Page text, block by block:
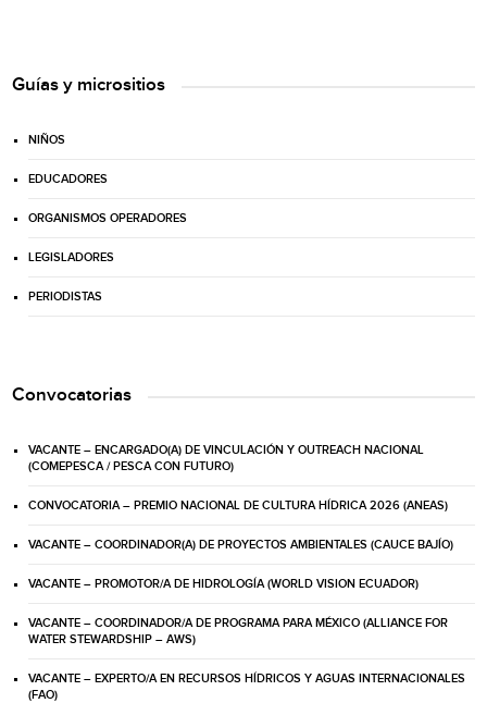
Guías y micrositios
NIÑOS
EDUCADORES
ORGANISMOS OPERADORES
LEGISLADORES
PERIODISTAS
Convocatorias
VACANTE – ENCARGADO(A) DE VINCULACIÓN Y OUTREACH NACIONAL
(COMEPESCA / PESCA CON FUTURO)
CONVOCATORIA – PREMIO NACIONAL DE CULTURA HÍDRICA 2026 (ANEAS)
VACANTE – COORDINADOR(A) DE PROYECTOS AMBIENTALES (CAUCE BAJÍO)
VACANTE – PROMOTOR/A DE HIDROLOGÍA (WORLD VISION ECUADOR)
VACANTE – COORDINADOR/A DE PROGRAMA PARA MÉXICO (ALLIANCE FOR
WATER STEWARDSHIP – AWS)
VACANTE – EXPERTO/A EN RECURSOS HÍDRICOS Y AGUAS INTERNACIONALES
(FAO)